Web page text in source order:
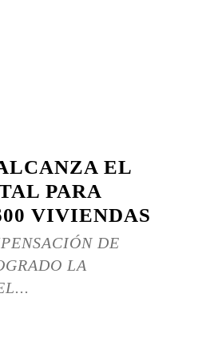
EL
PARA
VIVIENDAS
DE
LA